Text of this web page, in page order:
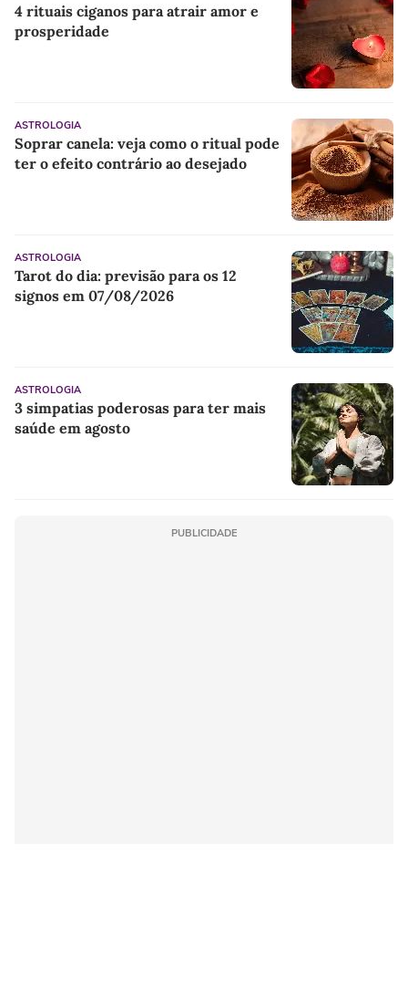
4 rituais ciganos para atrair amor e
prosperidade
ASTROLOGIA
Soprar canela: veja como o ritual pode
ter o efeito contrário ao desejado
ASTROLOGIA
Tarot do dia: previsão para os 12
signos em 07/08/2026
ASTROLOGIA
3 simpatias poderosas para ter mais
saúde em agosto
PUBLICIDADE